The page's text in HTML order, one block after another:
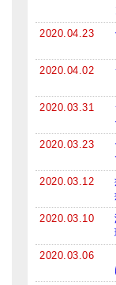
亡命チベット人尼
チベット・マント
ギフトラッピング
シンギングボウル講
初級講座
倍音呼吸法レッ
ビギナー講師・養
2020.04.23
2020.04.02
2020.03.31
2020.03.23
2020.03.12
2020.03.10
2020.03.06